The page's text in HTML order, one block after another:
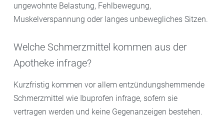
ungewohnte Belastung, Fehlbewegung,
Muskelverspannung oder langes unbewegliches Sitzen.
Welche Schmerzmittel kommen aus der
Apotheke infrage?
Kurzfristig kommen vor allem entzündungshemmende
Schmerzmittel wie Ibuprofen infrage, sofern sie
vertragen werden und keine Gegenanzeigen bestehen.